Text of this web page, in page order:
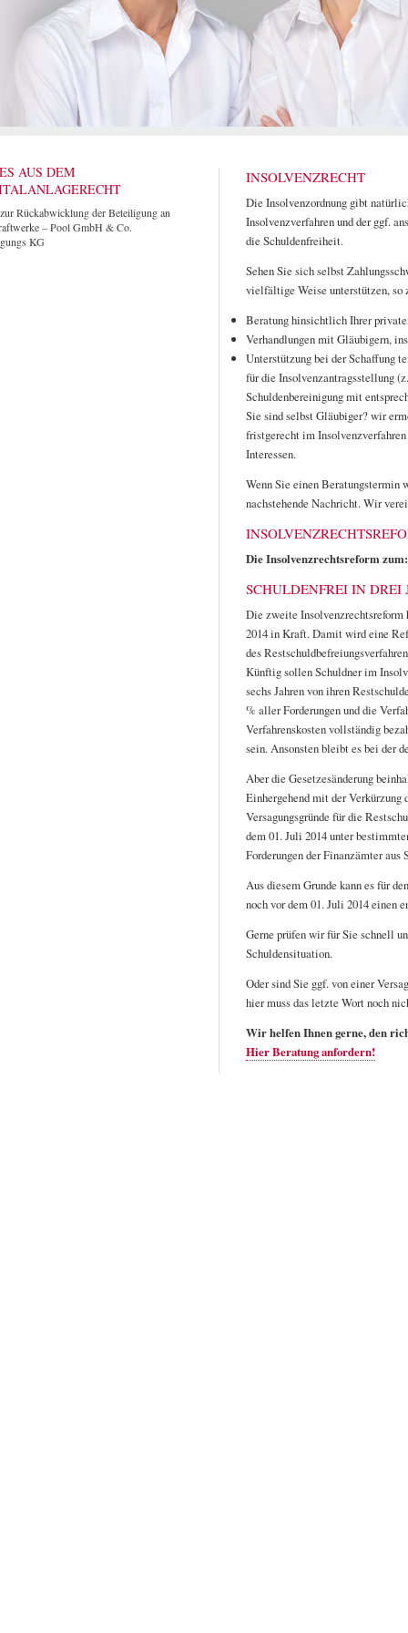
INSOLVENZRECHT
Die Insolvenzordnung gibt
Insolvenzverfahren und der ggf.
die Schuldenfreiheit.
Sehen Sie sich selbst
vielfältige Weise unterstützen, so
Beratung hinsichtlich Ihrer
Verhandlungen mit Gläubigern,
Unterstützung bei der Schaffung
für die Insolvenzantragsstellung
Schuldenbereinigung mit
Sie sind selbst Gläubiger? wir
fristgerecht im
Interessen.
Wenn Sie einen Beratungstermin
nachstehende Nachricht. Wir
Die Insolvenzrechtsreform
SCHULDENFREI IN DREI
Die zweite Insolvenzrechtsreform
2014 in Kraft. Damit wird eine
des
Künftig sollen Schuldner im
sechs Jahren von ihren
% aller Forderungen und die
Verfahrenskosten vollständig
sein. Ansonsten bleibt es bei der
Aber die Gesetzesänderung
Einhergehend mit der Verkürzung
Versagungsgründe für die
dem 01. Juli 2014 unter
Forderungen der Finanzämter aus
Aus diesem Grunde kann es für
noch vor dem 01. Juli 2014 einen
Gerne prüfen wir für Sie schnell
Schuldensituation.
Oder sind Sie ggf. von einer
hier muss das letzte Wort noch
Wir helfen Ihnen gerne, den
Hier Beratung anfordern!
AUS DEM
Rückabwicklung der Beteiligung an
– Pool GmbH & Co.
KG